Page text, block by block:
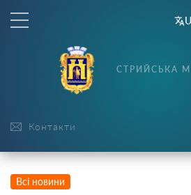
Контакти
СТРИЙСЬКА
Всі новини